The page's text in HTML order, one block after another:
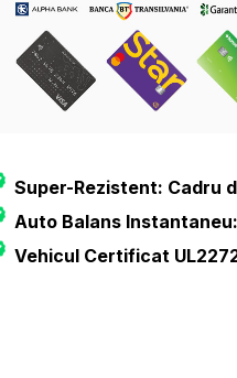
Super-Rezistent: Cadru
Auto Balans
Vehicul Certificat